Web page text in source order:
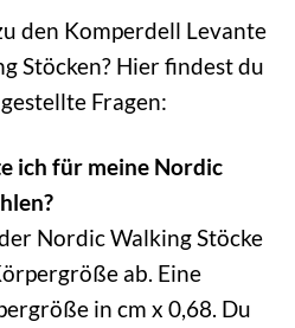
den Komperdell Levante
Stöcken? Hier findest du
Fragen:
ich für meine Nordic
Nordic Walking Stöcke
ab. Eine
in cm x 0,68. Du